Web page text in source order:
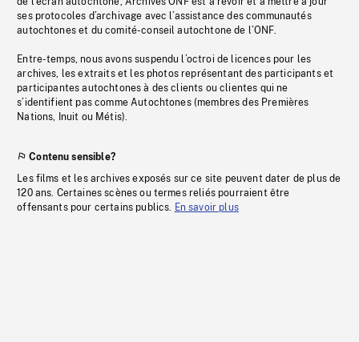
ses protocoles d’archivage avec l’assistance des communautés
autochtones et du comité-conseil autochtone de l’ONF.
Entre-temps, nous avons suspendu l’octroi de licences pour les
archives, les extraits et les photos représentant des participants et
participantes autochtones à des clients ou clientes qui ne
s’identifient pas comme Autochtones (membres des Premières
Nations, Inuit ou Métis).
Contenu sensible?
Les films et les archives exposés sur ce site peuvent dater de plus de
120 ans. Certaines scènes ou termes reliés pourraient être
offensants pour certains publics. En savoir plus